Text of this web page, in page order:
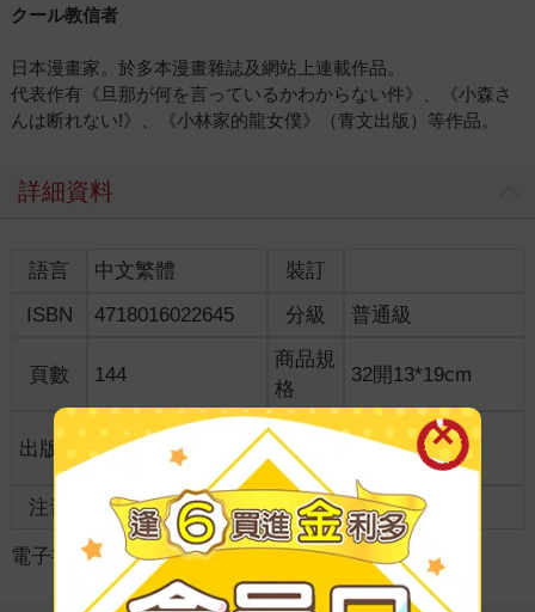
クール教信者
日本漫畫家。於多本漫畫雜誌及網站上連載作品。
代表作有《旦那が何を言っているかわからない件》、《小森さ
んは断れない!》、《小林家的龍女僕》（青文出版）等作品。
詳細資料
語言 中文繁體
裝訂
ISBN
4718016022645 分級 普通級
頁數 144
商品規
格
32開13*19cm
出版地 台灣
適讀年
齡
全齡適讀
注音 級別
電子書 ＞ 漫畫 ＞ 日系輕鬆幽默 ＞ 搞怪幽默